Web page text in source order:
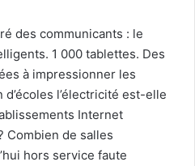
des communicants : le
1 000 tablettes. Des
à impressionner les
l’électricité est-elle
Internet
de salles
hors service faute